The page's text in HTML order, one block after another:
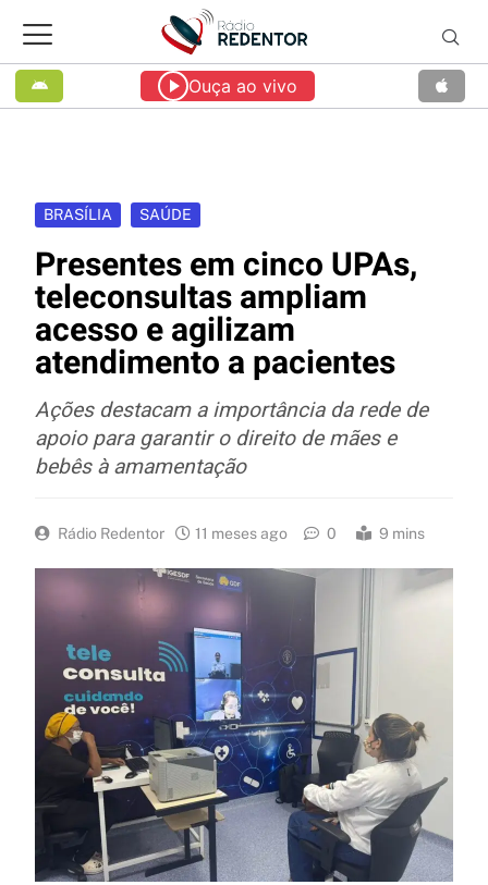
Ouça ao vivo
BRASÍLIA SAÚDE
Presentes em cinco UPAs,
teleconsultas ampliam
acesso e agilizam
atendimento a pacientes
Ações destacam a importância da rede de
apoio para garantir o direito de mães e
bebês à amamentação
Rádio Redentor 11 meses ago 0 9 mins